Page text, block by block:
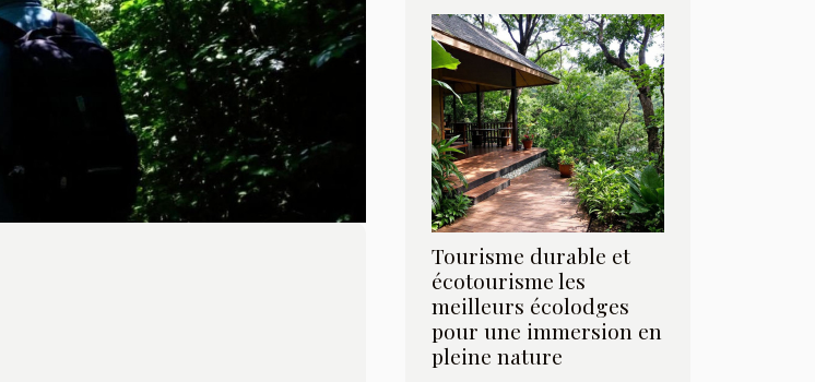
Tourisme durable et
écotourisme les
meilleurs écolodges
pour une immersion en
pleine nature